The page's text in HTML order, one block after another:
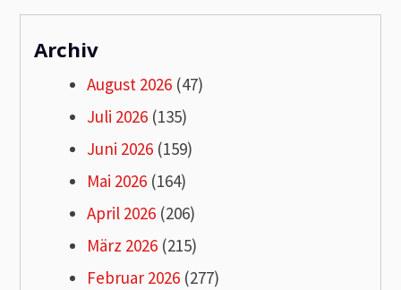
Archiv
August 2026 (47)
Juli 2026 (135)
Juni 2026 (159)
Mai 2026 (164)
April 2026 (206)
März 2026 (215)
Februar 2026 (277)